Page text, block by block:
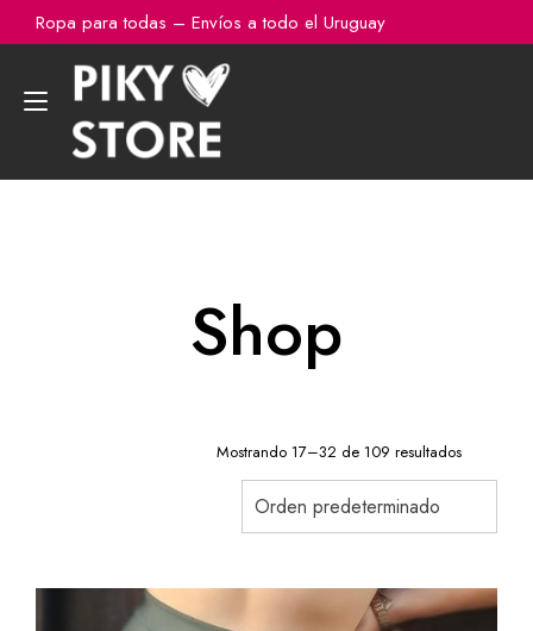
Ropa para todas – Envíos a todo el Uruguay
Alternar
navegación
Shop
Mostrando 17–32 de 109 resultados
Orden predeterminado